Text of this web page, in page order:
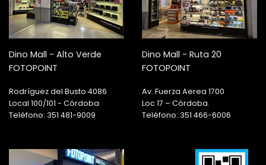
Dino Mall - Alto Verde
FOTOPOINT
Rodríguez del Busto 4086
Local 100/101 - Córdoba
Teléfono: 351 481-9009
Dino Mall - Ruta 20
FOTOPOINT
Av. Fuerza Aerea 1700
Loc 17 – Córdoba.
Teléfono: 351 466-6006